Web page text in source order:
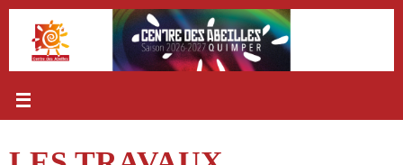
Passer
contenu